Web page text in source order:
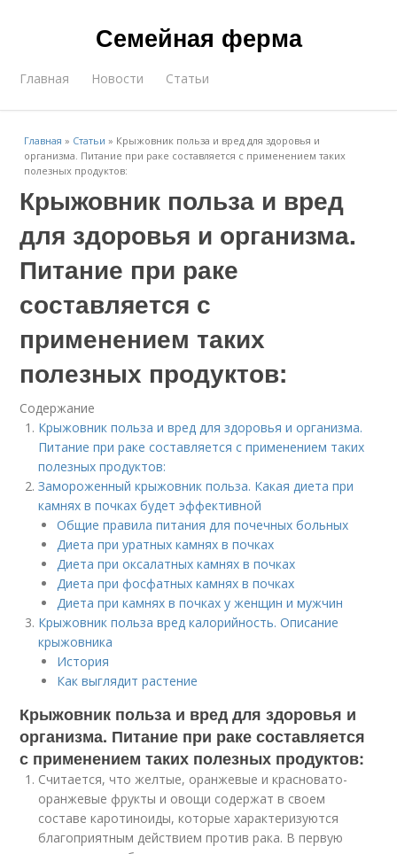
Семейная ферма
Главная Новости Статьи
Главная » Статьи » Крыжовник польза и вред для здоровья и
организма. Питание при раке составляется с применением таких
полезных продуктов:
Крыжовник польза и вред
для здоровья и организма.
Питание при раке
составляется с
применением таких
полезных продуктов:
Содержание
Крыжовник польза и вред для здоровья и организма.
Питание при раке составляется с применением таких
полезных продуктов:
Замороженный крыжовник польза. Какая диета при
камнях в почках будет эффективной
Общие правила питания для почечных больных
Диета при уратных камнях в почках
Диета при оксалатных камнях в почках
Диета при фосфатных камнях в почках
Диета при камнях в почках у женщин и мужчин
Крыжовник польза вред калорийность. Описание
крыжовника
История
Как выглядит растение
Крыжовник польза и вред для здоровья и
организма. Питание при раке составляется
с применением таких полезных продуктов:
Считается, что желтые, оранжевые и красновато-
оранжевые фрукты и овощи содержат в своем
составе каротиноиды, которые характеризуются
благоприятным действием против рака. В первую